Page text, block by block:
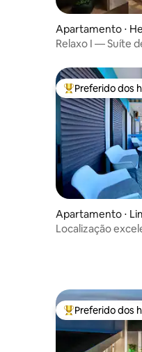
Apartamento ⋅
Relaxo I — Suíte
Entre os
Preferido dos
Apartamento ⋅
sonisou
Localização
Entre os
Preferido dos